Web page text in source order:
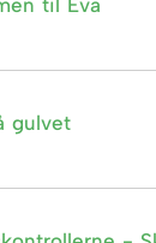
gulvet